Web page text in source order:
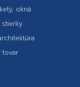
okná
stierky
tovar